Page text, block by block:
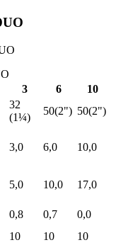
3 6
10
32
(1¼)
50(2") 50(2")
3,0 6,0 10,0
5,0 10,0
17,0
0,8 0,7
0,0
10 10
10